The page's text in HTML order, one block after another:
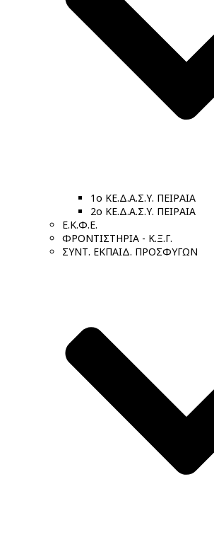
1ο ΚΕ.Δ.Α.Σ.Υ. ΠΕΙΡΑΙΑ
2ο ΚΕ.Δ.Α.Σ.Υ. ΠΕΙΡΑΙΑ
Ε.Κ.Φ.Ε.
ΦΡΟΝΤΙΣΤΗΡΙΑ - Κ.Ξ.Γ.
ΣΥΝΤ. ΕΚΠΑΙΔ. ΠΡΟΣΦΥΓΩΝ